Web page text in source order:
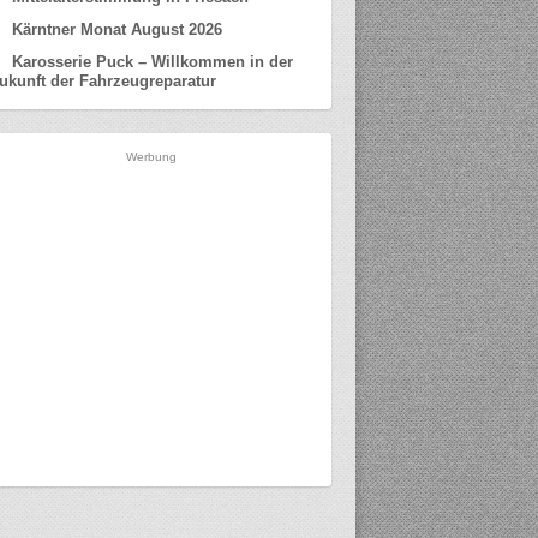
Kärntner Monat August 2026
Karosserie Puck – Willkommen in der
der Fahrzeugreparatur
Werbung